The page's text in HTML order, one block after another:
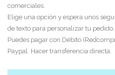
comerciales.
Elige una opción y espera unos
de texto para personalizar tu pedido.
Puedes pagar con Débito
Paypal. Hacer transferencia directa.